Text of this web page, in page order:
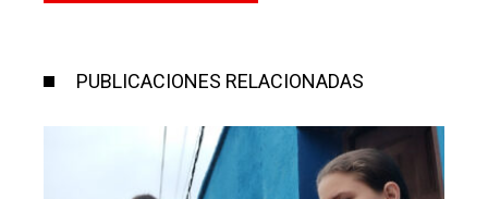
PUBLICACIONES RELACIONADAS